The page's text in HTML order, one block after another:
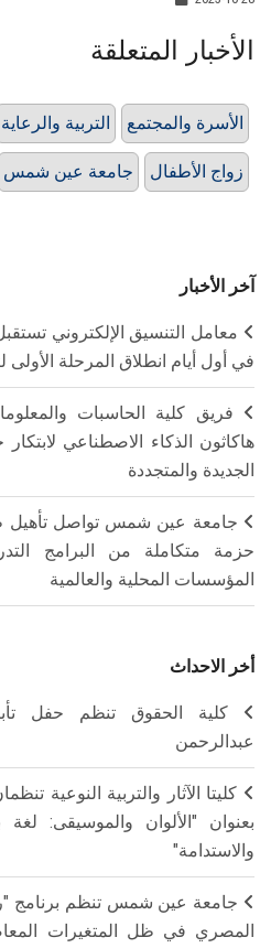
الأخبار المتعلقة
التربية والرعاية الأسرة والمجتمع
جامعة عين شمس زواج الأطفال
آخر الأخبار
في أول أيام انطلاق المرحلة الأولى
فريق كلية الحاسبات
هاكاثون الذكاء الاصطناعي
الجديدة والمتجددة
جامعة عين شمس تواصل تأهيل
حزمة متكاملة من البرامج
المؤسسات المحلية والعالمية
أخر الاحداث
كلية الحقوق تنظم حفل
عبدالرحمن
كليتا الآثار والتربية النوعية
بعنوان "الألوان والموسيقى:
والاستدامة"
جامعة عين شمس تنظم برنامج
المصري في ظل المتغيرات